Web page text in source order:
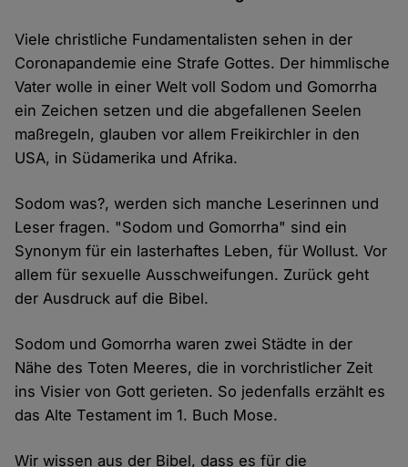
Viele christliche Fundamentalisten sehen in der
Coronapandemie eine Strafe Gottes. Der himmlische
Vater wolle in einer Welt voll Sodom und Gomorrha
ein Zeichen setzen und die abgefallenen Seelen
maßregeln, glauben vor allem Freikirchler in den
USA, in Südamerika und Afrika.
Sodom was?, werden sich manche Leserinnen und
Leser fragen. "Sodom und Gomorrha" sind ein
Synonym für ein lasterhaftes Leben, für Wollust. Vor
allem für sexuelle Ausschweifungen. Zurück geht
der Ausdruck auf die Bibel.
Sodom und Gomorrha waren zwei Städte in der
Nähe des Toten Meeres, die in vorchristlicher Zeit
ins Visier von Gott gerieten. So jedenfalls erzählt es
das Alte Testament im 1. Buch Mose.
Wir wissen aus der Bibel, dass es für die